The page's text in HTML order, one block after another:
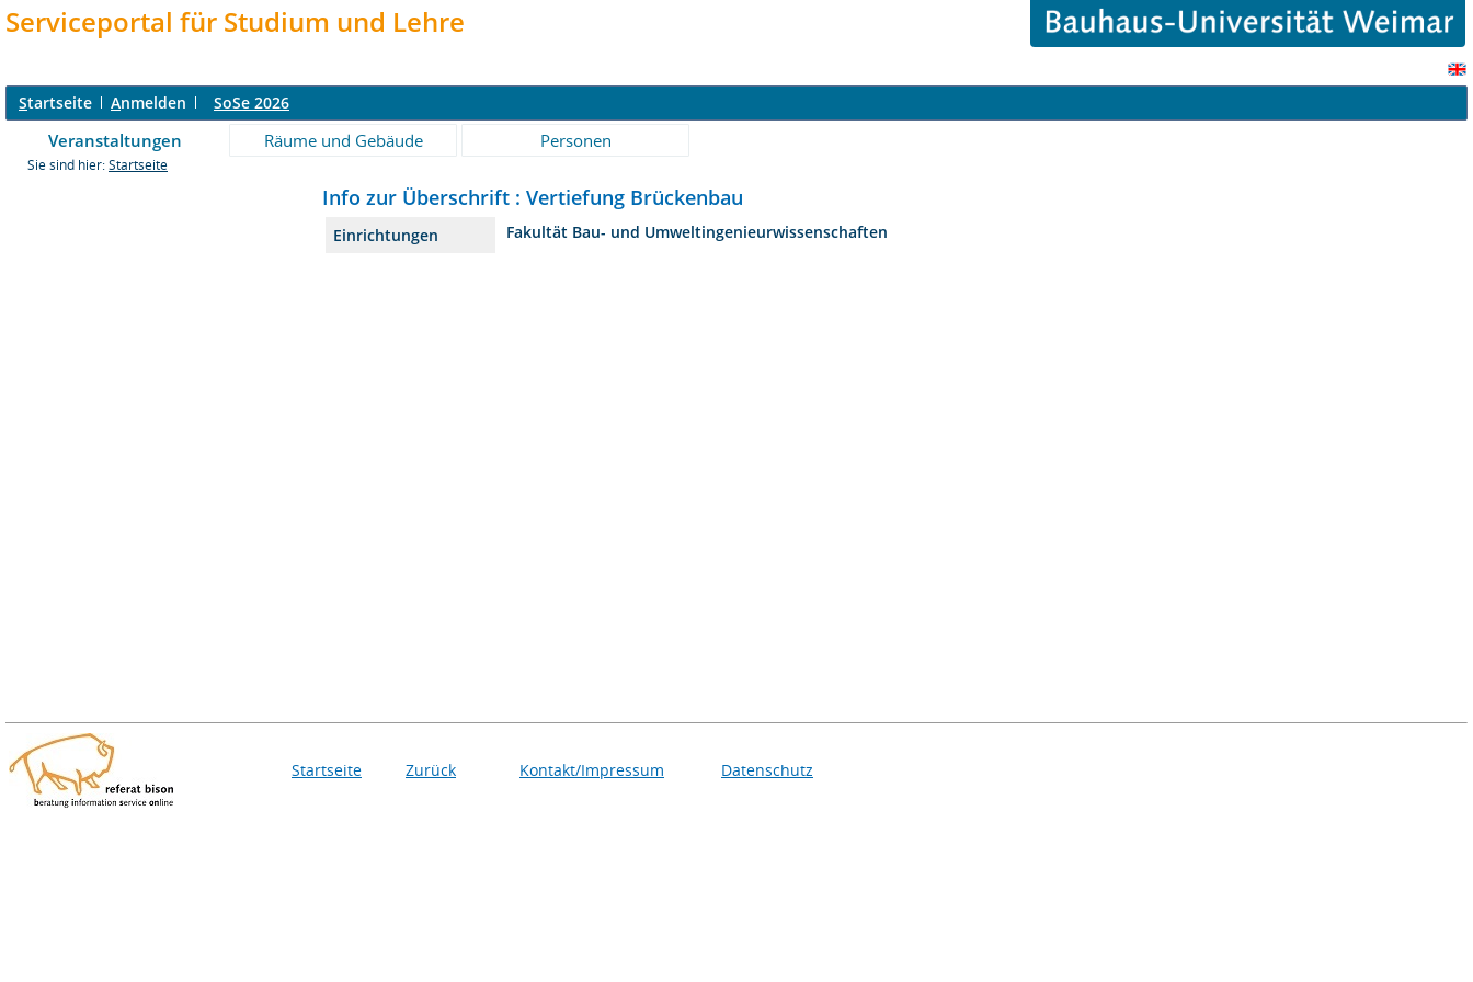
Serviceportal für Studium und Lehre
Startseite Anmelden SoSe 2026
Veranstaltungen Räume und Gebäude Personen
Sie sind hier: Startseite
Info zur Überschrift : Vertiefung Brückenbau
Einrichtungen Fakultät Bau- und Umweltingenieurwissenschaften
Startseite Zurück Kontakt/Impressum Datenschutz